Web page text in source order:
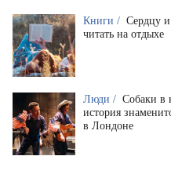
Книги / Сердцу
читать на отдыхе
Люди / Собаки в
история
в Лондоне